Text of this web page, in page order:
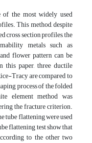
the most widely used
This method, despite
cross section profiles, the
metals such as
flower pattern can be
paper, three ductile
Tracy are compared to
process of the folded
element method was
the fracture criterion.
tube flattening were used
flattening test show that
to the other two